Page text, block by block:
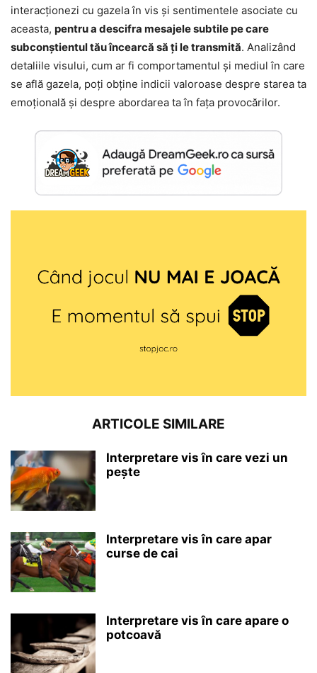
interacționezi cu gazela în vis și sentimentele asociate cu
aceasta, pentru a descifra mesajele subtile pe care
subconștientul tău încearcă să ți le transmită. Analizând
detaliile visului, cum ar fi comportamentul și mediul în care
se află gazela, poți obține indicii valoroase despre starea ta
emoțională și despre abordarea ta în fața provocărilor.
ARTICOLE SIMILARE
Interpretare vis în care vezi un
pește
Interpretare vis în care apar
curse de cai
Interpretare vis în care apare o
potcoavă